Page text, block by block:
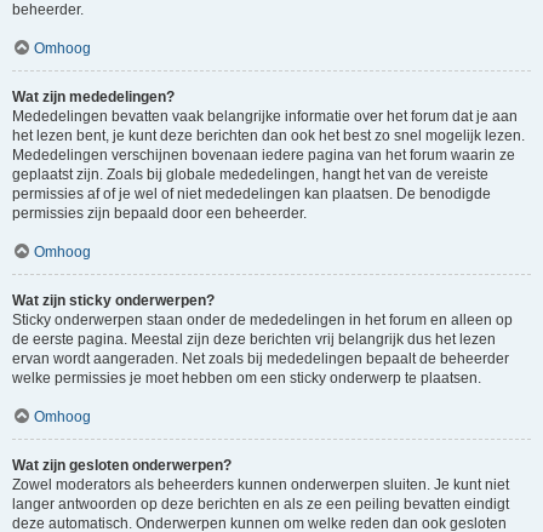
beheerder.
Omhoog
Wat zijn mededelingen?
Mededelingen bevatten vaak belangrijke informatie over het forum dat je aan
het lezen bent, je kunt deze berichten dan ook het best zo snel mogelijk lezen.
Mededelingen verschijnen bovenaan iedere pagina van het forum waarin ze
geplaatst zijn. Zoals bij globale mededelingen, hangt het van de vereiste
permissies af of je wel of niet mededelingen kan plaatsen. De benodigde
permissies zijn bepaald door een beheerder.
Omhoog
Wat zijn sticky onderwerpen?
Sticky onderwerpen staan onder de mededelingen in het forum en alleen op
de eerste pagina. Meestal zijn deze berichten vrij belangrijk dus het lezen
ervan wordt aangeraden. Net zoals bij mededelingen bepaalt de beheerder
welke permissies je moet hebben om een sticky onderwerp te plaatsen.
Omhoog
Wat zijn gesloten onderwerpen?
Zowel moderators als beheerders kunnen onderwerpen sluiten. Je kunt niet
langer antwoorden op deze berichten en als ze een peiling bevatten eindigt
deze automatisch. Onderwerpen kunnen om welke reden dan ook gesloten